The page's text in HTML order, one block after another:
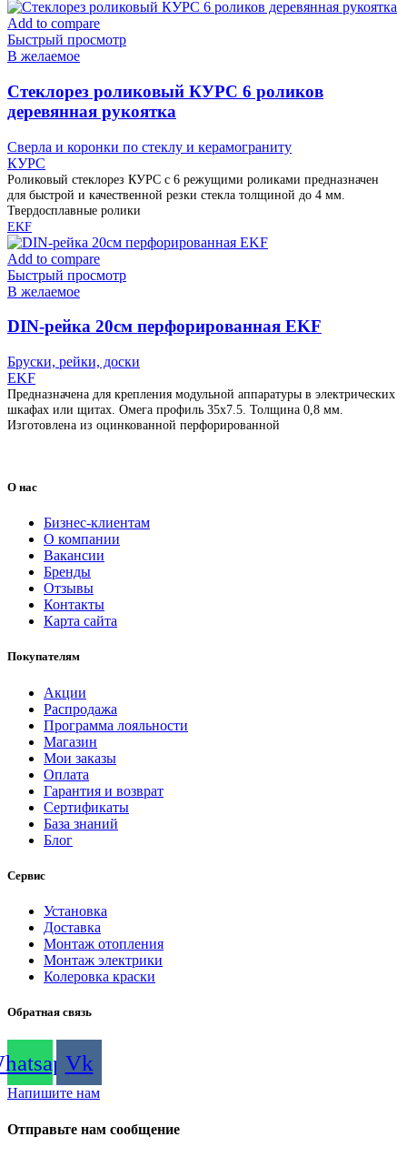
Add to compare
Быстрый просмотр
В желаемое
Cтеклорез роликовый КУРС 6 роликов
деревянная рукоятка
Сверла и коронки по стеклу и керамограниту
КУРС
Роликовый стеклорез КУРС с 6 режущими роликами предназначен
для быстрой и качественной резки стекла толщиной до 4 мм.
Твердосплавные ролики
EKF
Add to compare
Быстрый просмотр
В желаемое
DIN-рейка 20см перфорированная EKF
Бруски, рейки, доски
EKF
Предназначена для крепления модульной аппаратуры в электрических
шкафах или щитах. Омега профиль 35х7.5. Толщина 0,8 мм.
Изготовлена из оцинкованной перфорированной
О нас
Бизнес-клиентам
О компании
Вакансии
Бренды
Отзывы
Контакты
Карта сайта
Покупателям
Акции
Распродажа
Программа лояльности
Магазин
Мои заказы
Оплата
Гарантия и возврат
Сертификаты
База знаний
Блог
Сервис
Установка
Доставка
Монтаж отопления
Монтаж электрики
Колеровка краски
Обратная связь
Vk
Напишите нам
Отправьте нам сообщение